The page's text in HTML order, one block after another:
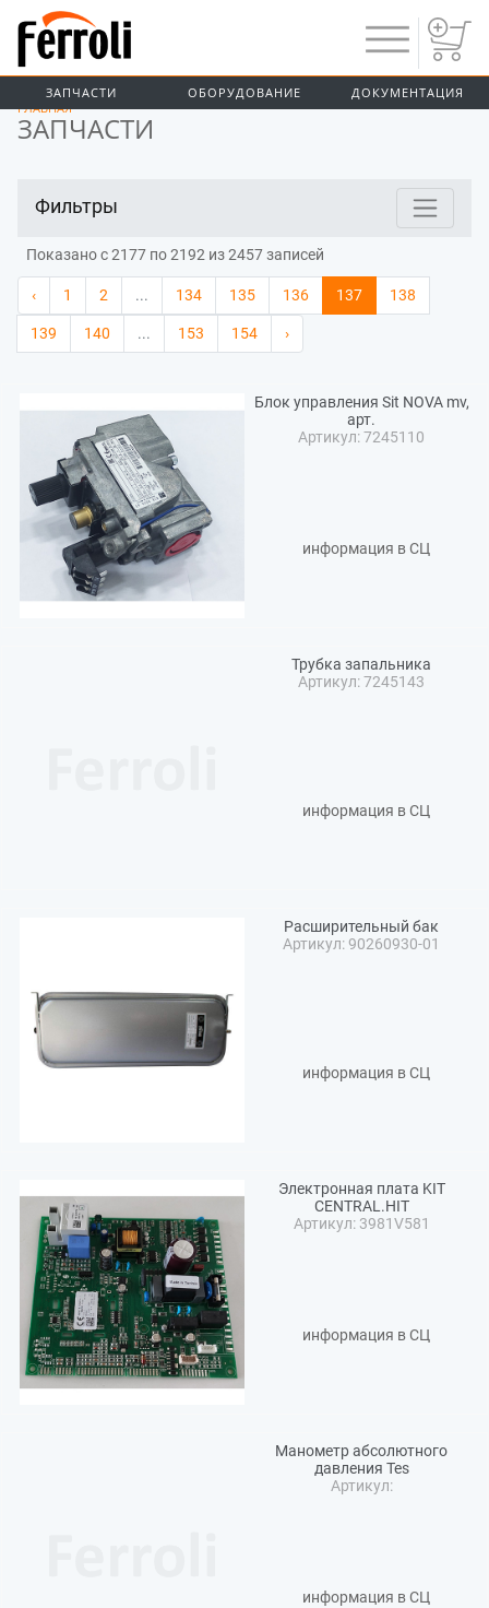
ЗАПЧАСТИ ОБОРУДОВАНИЕ ДОКУМЕНТАЦИЯ
ГЛАВНАЯ
ЗАПЧАСТИ
Фильтры
Показано с 2177 по 2192 из 2457 записей
‹ 1 2 ... 134 135 136 137 138
139 140 ... 153 154 ›
Блок управления Sit NOVA mv,
арт.
Артикул: 7245110
информация в СЦ
Трубка запальника
Артикул: 7245143
информация в СЦ
Расширительный бак
Артикул: 90260930-01
информация в СЦ
Электронная плата KIT
CENTRAL.HIT
Артикул: 3981V581
информация в СЦ
Манометр абсолютного
давления Tes
Артикул:
информация в СЦ